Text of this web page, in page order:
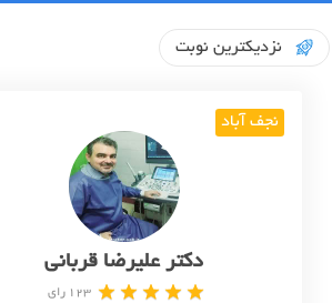
نزدیکترین نوبت
نجف آباد
دکتر علیرضا قربانی
123 رای